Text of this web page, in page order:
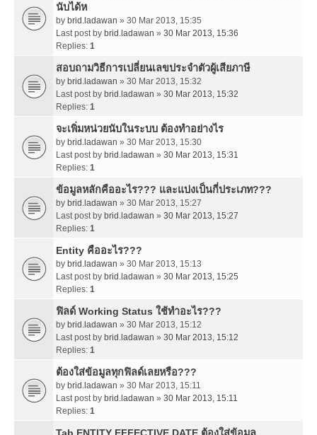
นับได้ห
by brid.ladawan » 30 Mar 2013, 15:35
Last post by brid.ladawan » 30 Mar 2013, 15:36
Replies: 1
สอบถามวิธีการเปลี่ยนเลขประจำตัวผู้เสียภาษี
by brid.ladawan » 30 Mar 2013, 15:32
Last post by brid.ladawan » 30 Mar 2013, 15:32
Replies: 1
จะเพิ่มหน่วยนับในระบบ ต้องทำอย่างไร
by brid.ladawan » 30 Mar 2013, 15:30
Last post by brid.ladawan » 30 Mar 2013, 15:31
Replies: 1
ข้อมูลหลักคืออะไร??? และแบ่งเป็นกี่ประเภท???
by brid.ladawan » 30 Mar 2013, 15:27
Last post by brid.ladawan » 30 Mar 2013, 15:27
Replies: 1
Entity คืออะไร???
by brid.ladawan » 30 Mar 2013, 15:13
Last post by brid.ladawan » 30 Mar 2013, 15:25
Replies: 1
ฟิลด์ Working Status ใช้ทำอะไร???
by brid.ladawan » 30 Mar 2013, 15:12
Last post by brid.ladawan » 30 Mar 2013, 15:12
Replies: 1
ต้องใส่ข้อมูลทุกฟิลด์เลยหรือ???
by brid.ladawan » 30 Mar 2013, 15:11
Last post by brid.ladawan » 30 Mar 2013, 15:11
Replies: 1